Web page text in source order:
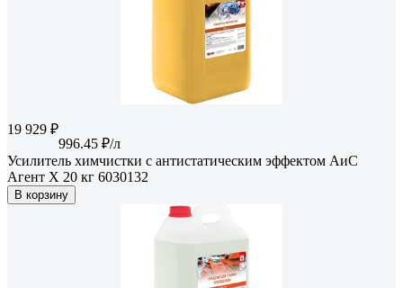
19 929 ₽
996.45 ₽/л
Усилитель химчистки с антистатическим эффектом АиС
Агент Х 20 кг 6030132
В корзину